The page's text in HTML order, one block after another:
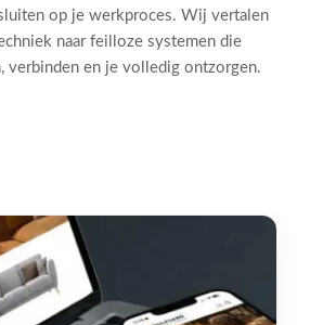
op je werkproces. Wij vertalen
naar feilloze systemen die
verbinden en je volledig ontzorgen.